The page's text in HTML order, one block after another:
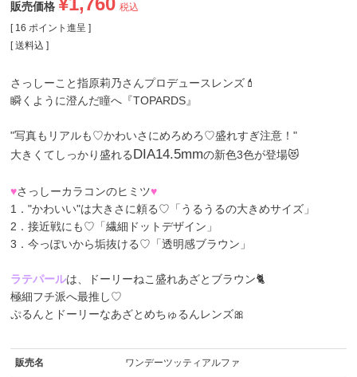
販売価格
税込
[ 16 ポイント進呈 ]
送料込
さっしーこと指原莉乃さんプロデュースレンズ💄
瞬くように澄んだ瞳へ『TOPARDS』
"写真もリアルも♡かわいさにめろめろ♡盛れすぎ注意！"
大きくてしっかり盛れるDIA14.5mmの新色3色が登場😻
♥さっしーカラコンのヒミツ♥
1．"かわいい"は大きさに頼る♡「うるうるの大きめサイズ」
2．接近戦にも♡「繊細ドットデザイン」
3．今っぽいから垢抜ける♡「透明感ブラウン」
ラテパールは、ドーリーねこ盛れあざとブラウン🐈
極細フチ派へ最推し♡
ぷるんとドーリーなあざとめちゅるんレンズ🎀
販売名 ワンデーツッティアルファ